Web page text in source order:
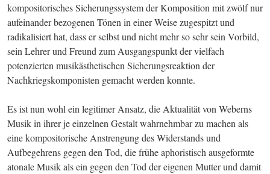
kompositorisches Sicherungssystem der Komposition mit zwölf nur
aufeinander bezogenen Tönen in einer Weise zugespitzt und
radikalisiert hat, dass er selbst und nicht mehr so sehr sein Vorbild,
sein Lehrer und Freund zum Ausgangspunkt der vielfach
potenzierten musikästhetischen Sicherungsreaktion der
Nachkriegskomponisten gemacht werden konnte.
Es ist nun wohl ein legitimer Ansatz, die Aktualität von Weberns
Musik in ihrer je einzelnen Gestalt wahrnehmbar zu machen als
eine kompositorische Anstrengung des Widerstands und
Aufbegehrens gegen den Tod, die frühe aphoristisch ausgeformte
atonale Musik als ein gegen den Tod der eigenen Mutter und damit